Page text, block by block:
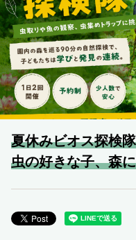
日本語
English
夏休みビオス探検
虫の好きな子、森